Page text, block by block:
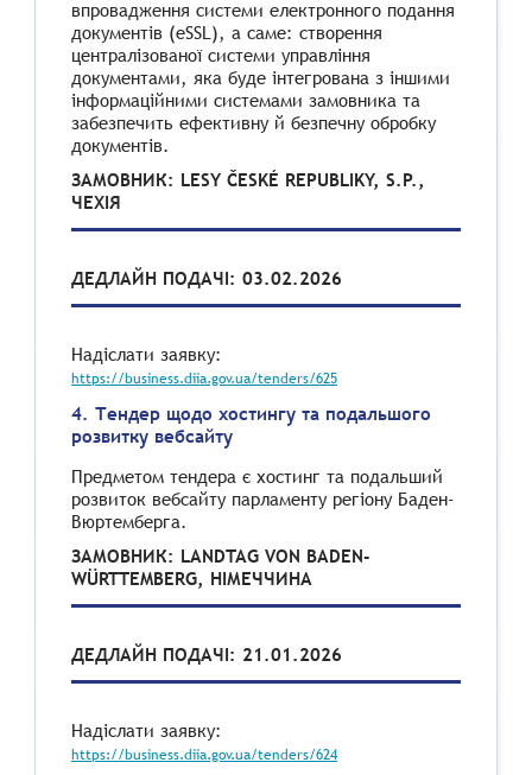
впровадження системи електронного подання
документів (eSSL), а саме: створення
централізованої системи управління
документами, яка буде інтегрована з іншими
інформаційними системами замовника та
забезпечить ефективну й безпечну обробку
документів.
ЗАМОВНИК: LESY ČESKÉ REPUBLIKY, S.P.,
ЧЕХІЯ
ДЕДЛАЙН ПОДАЧІ: 03.02.2026
Надіслати заявку:
https://business.diia.gov.ua/tenders/625
4. Тендер щодо хостингу та подальшого
розвитку вебсайту
Предметом тендера є хостинг та подальший
розвиток вебсайту парламенту регіону Баден-
Вюртемберга.
ЗАМОВНИК: LANDTAG VON BADEN-
WÜRTTEMBERG, НІМЕЧЧИНА
ДЕДЛАЙН ПОДАЧІ: 21.01.2026
Надіслати заявку:
https://business.diia.gov.ua/tenders/624